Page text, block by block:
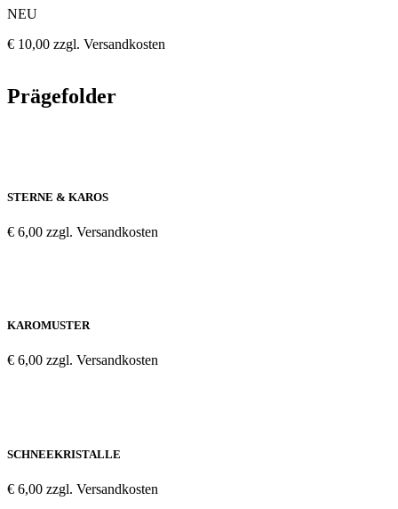
NEU
€ 10,00 zzgl. Versandkosten
Prägefolder
STERNE & KAROS
€ 6,00 zzgl. Versandkosten
KAROMUSTER
€ 6,00 zzgl. Versandkosten
SCHNEEKRISTALLE
€ 6,00 zzgl. Versandkosten